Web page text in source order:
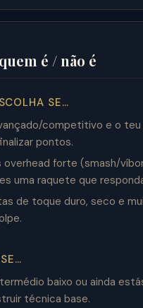
é / não é
SE…
competitivo e o teu
pontos.
overhead forte (smash/
uma raquete que
de toque duro, seco e
baixo ou ainda
técnica base.